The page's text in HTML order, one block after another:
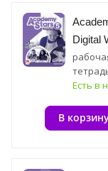
Digital
Есть в
В